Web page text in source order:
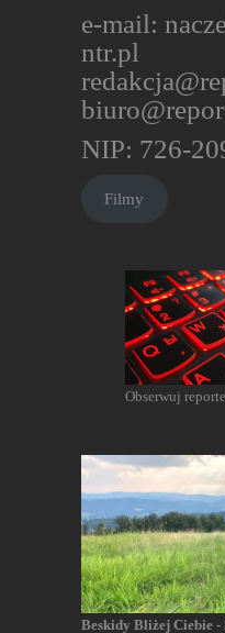
e-mail:
ntr.pl
NIP: 726-
Filmy
Obserwuj
Beskidy Bliżej Ciebie -